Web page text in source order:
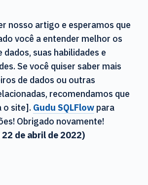
nosso artigo e esperamos que
você a entender melhor os
dados, suas habilidades e
Se você quiser saber mais
de dados ou outras
recomendamos que
o site]. Gudu SQLFlowpara
Obrigado novamente!
de abril de 2022)